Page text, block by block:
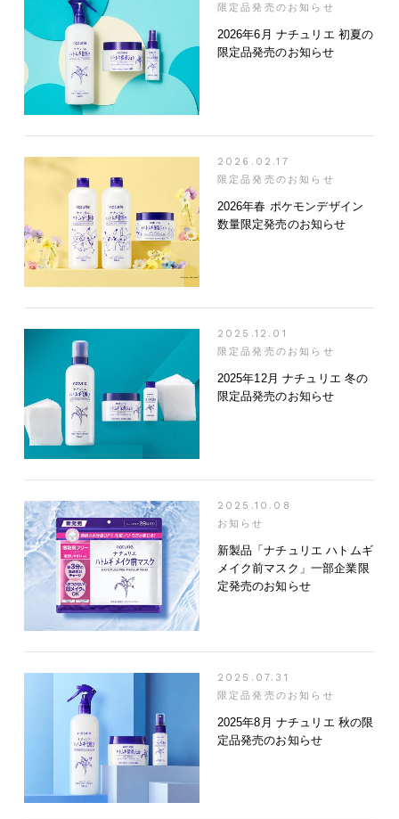
限定品発売のお知らせ
2026年6月 ナチュリエ 初夏の
限定品発売のお知らせ
2026.02.17
限定品発売のお知らせ
2026年春 ポケモンデザイン
数量限定発売のお知らせ
2025.12.01
限定品発売のお知らせ
2025年12月 ナチュリエ 冬の
限定品発売のお知らせ
2025.10.08
お知らせ
新製品「ナチュリエ ハトムギ
メイク前マスク」一部企業限
定発売のお知らせ
2025.07.31
限定品発売のお知らせ
2025年8月 ナチュリエ 秋の限
定品発売のお知らせ